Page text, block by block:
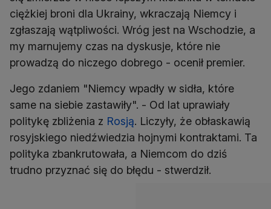
ciężkiej broni dla Ukrainy, wkraczają Niemcy i
zgłaszają wątpliwości. Wróg jest na Wschodzie, a
my marnujemy czas na dyskusje, które nie
prowadzą do niczego dobrego - ocenił premier.
Jego zdaniem "Niemcy wpadły w sidła, które
same na siebie zastawiły". - Od lat uprawiały
politykę zbliżenia z Rosją. Liczyły, że obłaskawią
rosyjskiego niedźwiedzia hojnymi kontraktami. Ta
polityka zbankrutowała, a Niemcom do dziś
trudno przyznać się do błędu - stwerdził.